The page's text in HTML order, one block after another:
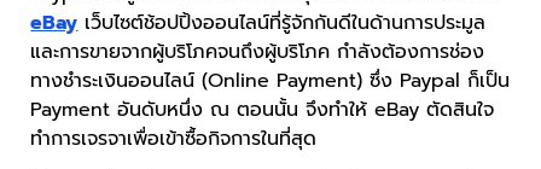
eBayเว็บไซต์ช้อปปิ้งออนไลน์ที่รู้จักกันดีในด้านการประมูล
และการขายจากผู้บริโภคจนถึงผู้บริโภค กำลังต้องการช่อง
ทางชำระเงินออนไลน์ (Online Payment) ซึ่ง Paypal ก็เป็น
Payment อันดับหนึ่ง ณ ตอนนั้น จึงทำให้ eBay ตัดสินใจ
ทำการเจรจาเพื่อเข้าซื้อกิจการในที่สุด